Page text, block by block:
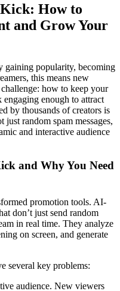
How to
and Grow Your
gaining popularity, becoming
this means new
how to keep your
enough to attract
by thousands of creators is
random spam messages,
and interactive audience
and Why You Need
promotion tools. AI-
don’t just send random
in real time. They analyze
on screen, and generate
several key problems:
audience. New viewers